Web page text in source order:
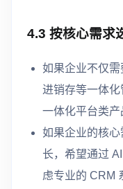
4.3 按核心需求
如果企业不仅需
进销存等一体
一体化平台类产
如果企业的核
长，希望通过
虑专业的 CRM